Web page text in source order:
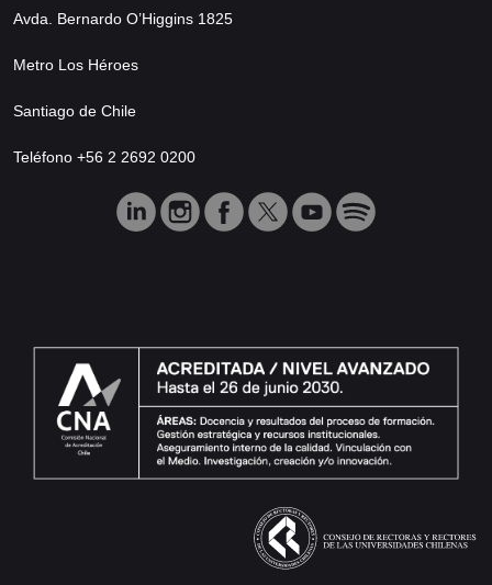
Avda. Bernardo O’Higgins 1825
Metro Los Héroes
Santiago de Chile
Teléfono +56 2 2692 0200